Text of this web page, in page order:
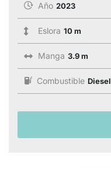
Año 2023
Eslora 10 m
Manga 3.9 m
Combustible Diesel